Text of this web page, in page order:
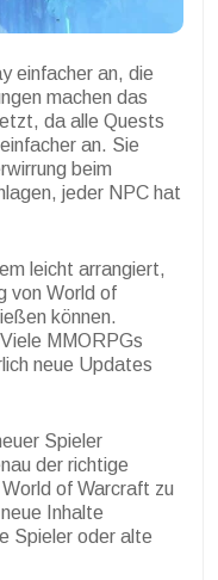
einfacher an, die
machen das
da alle Quests
an. Sie
beim
jeder NPC hat
leicht arrangiert,
von World of
können.
MMORPGs
neue Updates
Spieler
der richtige
of Warcraft zu
Inhalte
Spieler oder alte